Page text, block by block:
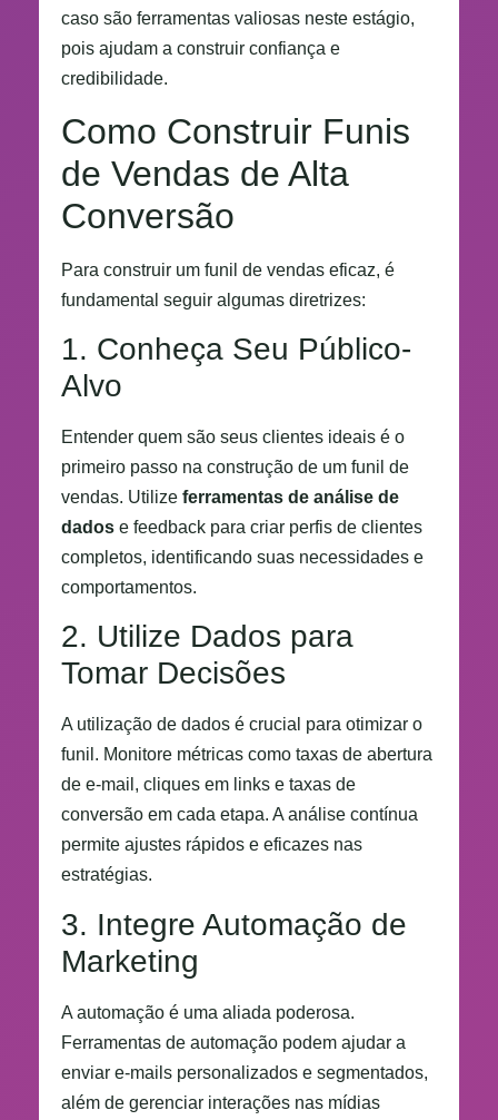
caso são ferramentas valiosas neste estágio,
pois ajudam a construir confiança e
credibilidade.
Como Construir Funis
de Vendas de Alta
Conversão
Para construir um funil de vendas eficaz, é
fundamental seguir algumas diretrizes:
1. Conheça Seu Público-
Alvo
Entender quem são seus clientes ideais é o
primeiro passo na construção de um funil de
vendas. Utilize ferramentas de análise de
dados e feedback para criar perfis de clientes
completos, identificando suas necessidades e
comportamentos.
2. Utilize Dados para
Tomar Decisões
A utilização de dados é crucial para otimizar o
funil. Monitore métricas como taxas de abertura
de e-mail, cliques em links e taxas de
conversão em cada etapa. A análise contínua
permite ajustes rápidos e eficazes nas
estratégias.
3. Integre Automação de
Marketing
A automação é uma aliada poderosa.
Ferramentas de automação podem ajudar a
enviar e-mails personalizados e segmentados,
além de gerenciar interações nas mídias